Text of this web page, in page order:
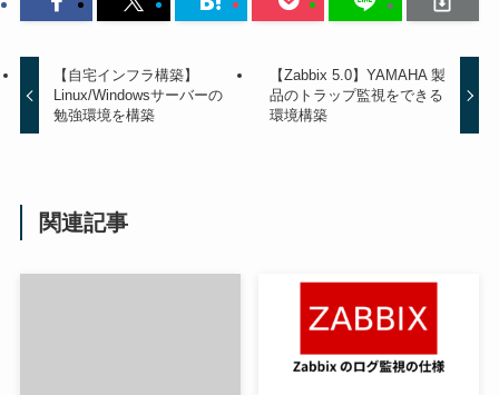
【自宅インフラ構築】
Linux/Windowsサーバーの
勉強環境を構築
【Zabbix 5.0】YAMAHA 製
品のトラップ監視をできる
環境構築
関連記事